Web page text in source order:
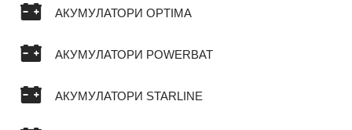
АКУМУЛАТОРИ OPTIMA
АКУМУЛАТОРИ POWERBAT
АКУМУЛАТОРИ STARLINE